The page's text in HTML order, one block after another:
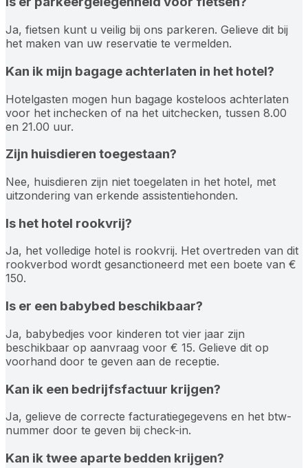
Ja, fietsen kunt u veilig bij ons parkeren. Gelieve dit bij
het maken van uw reservatie te vermelden.
Kan ik mijn bagage achterlaten in het hotel?
Hotelgasten mogen hun bagage kosteloos achterlaten
voor het inchecken of na het uitchecken, tussen 8.00
en 21.00 uur.
Zijn huisdieren toegestaan?
Nee, huisdieren zijn niet toegelaten in het hotel, met
uitzondering van erkende assistentiehonden.
Is het hotel rookvrij?
Ja, het volledige hotel is rookvrij. Het overtreden van dit
rookverbod wordt gesanctioneerd met een boete van €
150.
Is er een babybed beschikbaar?
Ja, babybedjes voor kinderen tot vier jaar zijn
beschikbaar op aanvraag voor € 15. Gelieve dit op
voorhand door te geven aan de receptie.
Kan ik een bedrijfsfactuur krijgen?
Ja, gelieve de correcte facturatiegegevens en het btw-
nummer door te geven bij check-in.
Kan ik twee aparte bedden krijgen?